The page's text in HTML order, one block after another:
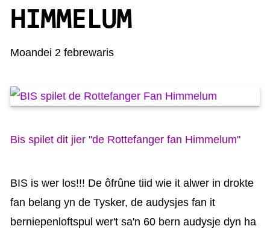
HIMMELUM
Moandei 2 febrewaris
Bis spilet dit jier "de Rottefanger fan Himmelum"
BIS is wer los!!! De ôfrûne tiid wie it alwer in drokte
fan belang yn de Tysker, de audysjes fan it
berniepenloftspul wer't sa'n 60 bern audysje dyn ha